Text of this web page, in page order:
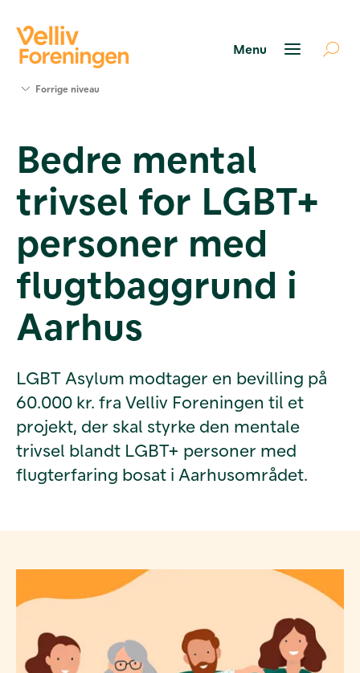
Værktøjer
og viden
Om Velliv
Foreningen
os
Forrige niveau
Bedre mental
trivsel for LGBT+
personer med
flugtbaggrund i
Aarhus
LGBT Asylum modtager en bevilling på
60.000 kr. fra Velliv Foreningen til et
projekt, der skal styrke den mentale
trivsel blandt LGBT+ personer med
flugterfaring bosat i Aarhusområdet.